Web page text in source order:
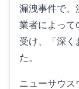
漏洩事件で、
業者によって
受け、「深く
た。
ニューサウス